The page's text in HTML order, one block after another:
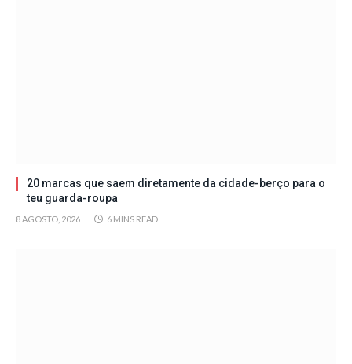
20 marcas que saem diretamente da cidade-berço para o
teu guarda-roupa
8 AGOSTO, 2026 6 MINS READ